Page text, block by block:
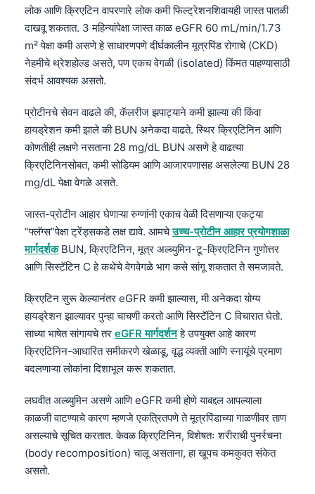
लोक आणि क्रिएटिन वापरणारे लोक कमी फिल्ट्रेशनशिवायही जास्त पातळी
दाखवू शकतात. 3 महिन्यांपेक्षा जास्त काळ eGFR 60 mL/min/1.73
m² पेक्षा कमी असणे हे साधारणपणे दीर्घकालीन मूत्रपिंड रोगाचे (CKD)
नेहमीचे थ्रेशहोल्ड असते, पण एकच वेगळी (isolated) किंमत पाहण्यासाठी
संदर्भ आवश्यक असतो.
प्रोटीनचे सेवन वाढले की, कॅलरीज झपाट्याने कमी झाल्या की किंवा
हायड्रेशन कमी झाले की BUN अनेकदा वाढते. स्थिर क्रिएटिनिन आणि
कोणतीही लक्षणे नसताना 28 mg/dL BUN असणे हे वाढत्या
क्रिएटिनिनसोबत, कमी सोडियम आणि आजारपणासह असलेल्या BUN 28
mg/dL पेक्षा वेगळे असते.
जास्त-प्रोटीन आहार घेणाऱ्या रुग्णांनी एकाच वेळी दिसणाऱ्या एकट्या
“फ्लॅग्स”पेक्षा ट्रेंड्सकडे लक्ष द्यावे. आमचेउच्च-प्रोटीन आहार प्रयोगशाळा
मार्गदर्शकBUN, क्रिएटिनिन, मूत्र अल्ब्युमिन-टू-क्रिएटिनिन गुणोत्तर
आणि सिस्टॅटिन C हे कथेचे वेगवेगळे भाग कसे सांगू शकतात ते समजावते.
क्रिएटिन सुरू केल्यानंतर eGFR कमी झाल्यास, मी अनेकदा योग्य
हायड्रेशन झाल्यावर पुन्हा चाचणी करतो आणि सिस्टॅटिन C विचारात घेतो.
साध्या भाषेत सांगायचे तर eGFR मार्गदर्शनहे उपयुक्त आहे कारण
क्रिएटिनिन-आधारित समीकरणे खेळाडू, वृद्ध व्यक्ती आणि स्नायूंचे प्रमाण
बदलणाऱ्या लोकांना दिशाभूल करू शकतात.
लघवीत अल्ब्युमिन असणे आणि eGFR कमी होणे याबद्दल आपल्याला
काळजी वाटण्याचे कारण म्हणजे एकत्रितपणे ते मूत्रपिंडाच्या गाळणीवर ताण
असल्याचे सूचित करतात. केवळ क्रिएटिनिन, विशेषतः शरीराची पुनर्रचना
(body recomposition) चालू असताना, हा खूपच कमकुवत संकेत
असतो.
தமிழ்
ગુજરાતી
ಕನ್ನಡ
മലയാളം
Bahasa Melayu
Tiếng Việt
Tagalog
ဗမာစာ
ភាសាខ្មែរ
Kiswahili
አማርኛ
Українська
O‘zbekcha
Català
Suomi
Hrvatski
Slovenčina